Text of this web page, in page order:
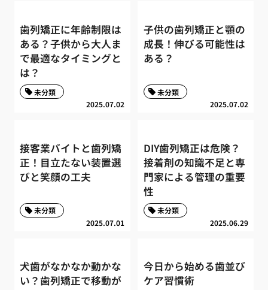
歯列矯正に年齢制限は
ある？子供から大人ま
で最適なタイミングと
は？
2025.07.02
未分類
子供の歯列矯正と顎の
成長！伸びる可能性は
ある？
2025.07.02
未分類
接客業バイトと歯列矯
正！目立たない装置選
びと笑顔の工夫
2025.07.01
未分類
DIY歯列矯正は危険？
接着剤の知識不足と専
門家による管理の重要
性
2025.06.29
未分類
犬歯がなかなか動かな
い？歯列矯正で移動が
今日から始める歯並び
ケア習慣術